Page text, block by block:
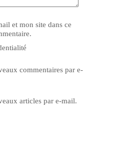
et mon site dans ce
commentaires par e-
articles par e-mail.